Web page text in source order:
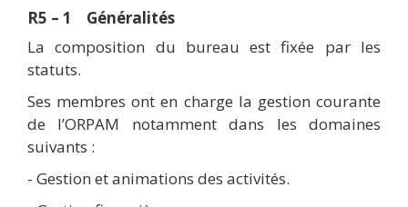
R5 – 1 Généralités
La composition du bureau est fixée par les
statuts.
Ses membres ont en charge la gestion courante
de l’ORPAM notamment dans les domaines
suivants :
- Gestion et animations des activités.